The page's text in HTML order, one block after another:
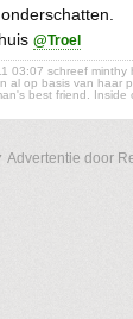
@Troel
03:07 schreef minthy
al op basis van haar
best friend.
Advertentie door